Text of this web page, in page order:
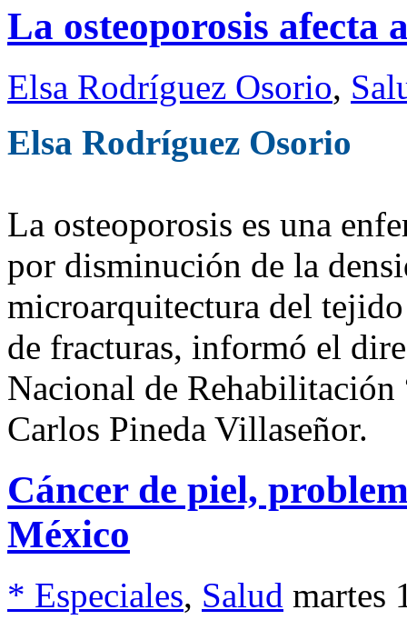
La osteoporosis afecta
Elsa Rodríguez Osorio,
Elsa Rodríguez Osorio
La osteoporosis es una
por disminución de la
microarquitectura del
de fracturas, informó el
Nacional de
Carlos Pineda Villaseñor.
Cáncer de piel,
México
* Especiales, Salud martes